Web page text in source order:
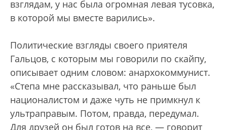
взглядам, у нас была огромная левая тусовка,
в которой мы вместе варились».
Политические взгляды своего приятеля
Гальцов, с которым мы говорили по скайпу,
описывает одним словом: анархокоммунист.
«Степа мне рассказывал, что раньше был
националистом и даже чуть не примкнул к
ультраправым. Потом, правда, передумал.
Для друзей он был готов на все, — говорит